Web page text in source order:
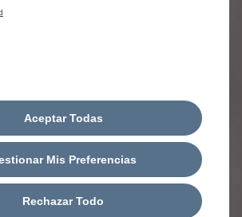
Mis Preferencias
Aceptar Todas
Rechazar Todo